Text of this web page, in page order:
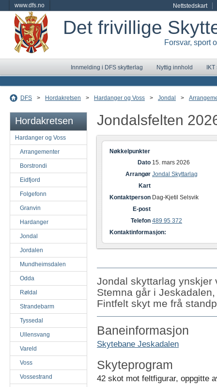
www.dfs.no Nettstedskart
Det frivillige
Forsvar, sport
Innmelding i DFS skytterlag Nyttig innhold
DFS > Hordakretsen > Hardanger og Voss > Jondal >
Hordakretsen
Hardanger og Voss
Arrangementer
Borstrondi
Eidfjord
Folgefonn
Granvin
Hardanger
Jondal
Jordalen
Mundheimsdalen
Odda
Røldal
Strandebarm
Tyssedal
Ullensvang
Vareld
Voss
Vossestrand
Jondalsfelten
Nøkkelpunkter
Dato 15. mars 2026
Arrangør Jondal Skyttarlag
Kart
Kontaktperson Dag-Kjetil Selsvik
E-post
Telefon 489 95 372
Kontaktinformasjon:
Jondal skyttarlag ynskjer
Stemna går i
Fintfelt skyt me frå
Baneinformasjon
Skytebane Jeskadalen
Skyteprogram
42 skot mot feltfigurar, oppgitte